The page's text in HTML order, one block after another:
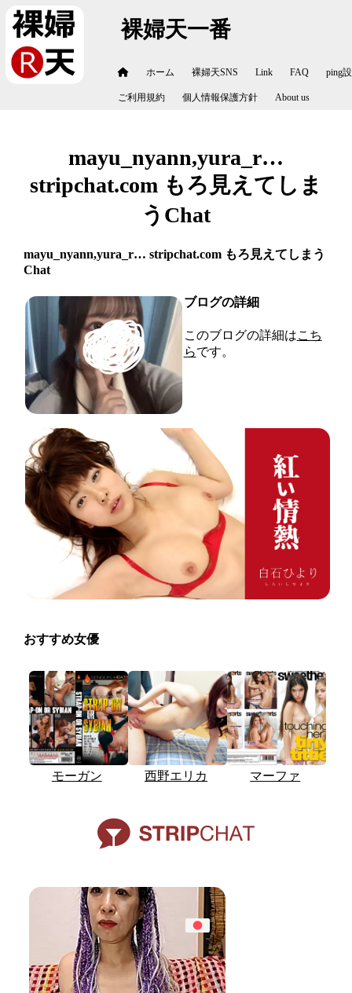
裸婦天一番
ホーム 裸婦天SNS Link FAQ ping
ご利用規約 個人情報保護方針 About us
mayu_nyann,yura_r…
stripchat.com もろ見えてしま
うChat
mayu_nyann,yura_r… stripchat.com もろ見えてしまう
Chat
ブログの詳細
このブログの詳細はこち
らです。
おすすめ女優
モーガン 西野エリカ マーファ